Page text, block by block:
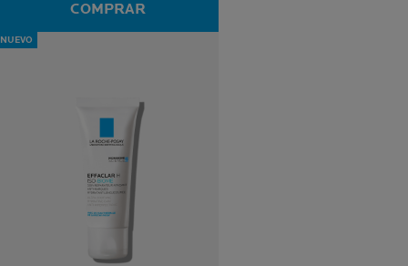
COMPRAR
NUEVO